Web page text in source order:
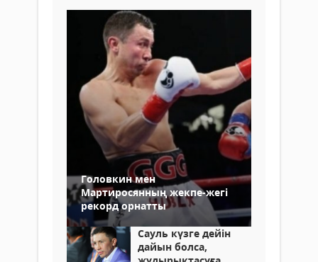
Головкин мен
Мартиросянның жекпе-жегі
рекорд орнатты
Сауль күзге дейін
дайын болса,